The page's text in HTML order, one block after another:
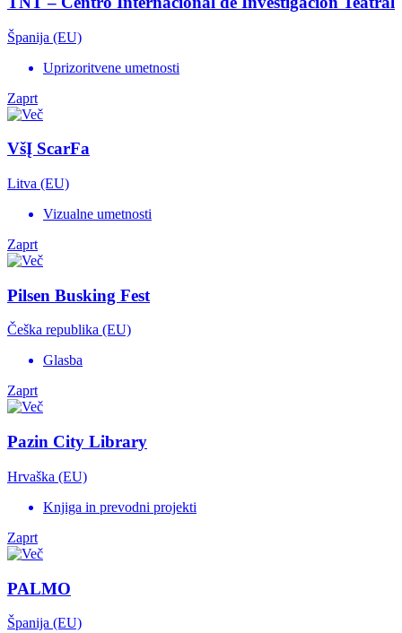
Španija (EU)
Uprizoritvene umetnosti
Zaprt
VšĮ ScarFa
Litva (EU)
Vizualne umetnosti
Zaprt
Pilsen Busking Fest
Češka republika (EU)
Glasba
Zaprt
Pazin City Library
Hrvaška (EU)
Knjiga in prevodni projekti
Zaprt
PALMO
Španija (EU)